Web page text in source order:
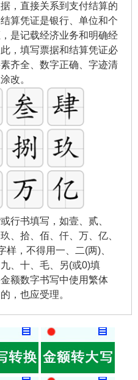
，直接关系到支付结算的
算凭证是银行、单位和个
是记载经济业务和明确经
，填写票据和结算凭证必
齐全、数字正确、字迹清
改。
行书填写，如壹、贰、
、拾、佰、仟、万、亿、
样，不得用一、二(两)、
、十、毛、另(或0)填
额数字书写中使用繁体
，也应受理。